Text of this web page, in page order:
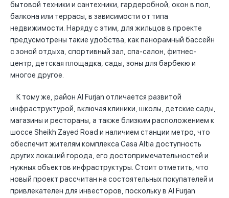
бытовой техники и сантехники, гардеробной, окон в пол,
балкона или террасы, в зависимости от типа
недвижимости. Наряду с этим, для жильцов в проекте
предусмотрены такие удобства, как панорамный бассейн
с зоной отдыха, спортивный зал, спа-салон, фитнес-
центр, детская площадка, сады, зоны для барбекю и
многое другое.
К тому же, район Al Furjan отличается развитой
инфраструктурой, включая клиники, школы, детские сады,
магазины и рестораны, а также близким расположением к
шоссе Sheikh Zayed Road и наличием станции метро, что
обеспечит жителям комплекса Casa Altia доступность
других локаций города, его достопримечательностей и
нужных объектов инфраструктуры. Стоит отметить, что
новый проект рассчитан на состоятельных покупателей и
привлекателен для инвесторов, поскольку в Al Furjan